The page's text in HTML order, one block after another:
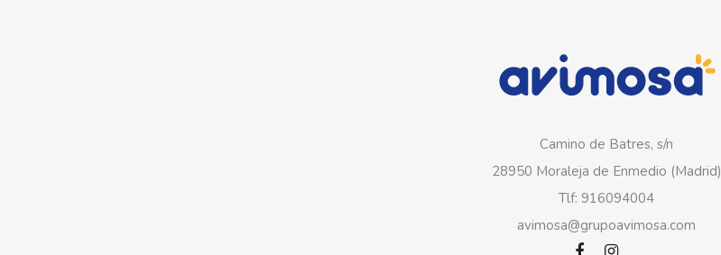
Camino de Batres, s/n
28950 Moraleja de Enmedio (Madrid)
Tlf: 916094004
avimosa@grupoavimosa.com